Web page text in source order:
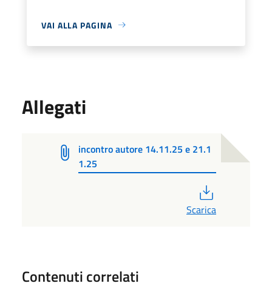
VAI ALLA PAGINA
Allegati
incontro autore 14.11.25 e 21.1
1.25
Scarica
Contenuti correlati